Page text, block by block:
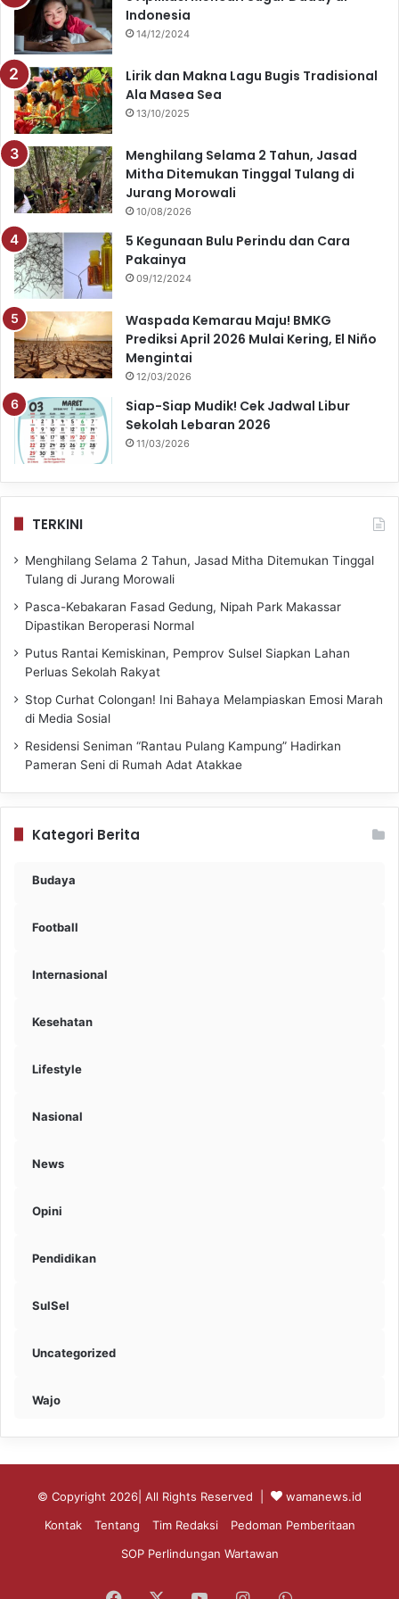
b
o
e
m
Indonesia
14/12/2024
Lirik dan Makna Lagu Bugis Tradisional
Ala Masea Sea
13/10/2025
Menghilang Selama 2 Tahun, Jasad
Mitha Ditemukan Tinggal Tulang di
Jurang Morowali
10/08/2026
5 Kegunaan Bulu Perindu dan Cara
Pakainya
09/12/2024
Waspada Kemarau Maju! BMKG
Prediksi April 2026 Mulai Kering, El Niño
Mengintai
12/03/2026
Siap-Siap Mudik! Cek Jadwal Libur
Sekolah Lebaran 2026
11/03/2026
TERKINI
Menghilang Selama 2 Tahun, Jasad Mitha Ditemukan Tinggal
Tulang di Jurang Morowali
Pasca-Kebakaran Fasad Gedung, Nipah Park Makassar
Dipastikan Beroperasi Normal
Putus Rantai Kemiskinan, Pemprov Sulsel Siapkan Lahan
Perluas Sekolah Rakyat
Stop Curhat Colongan! Ini Bahaya Melampiaskan Emosi Marah
di Media Sosial
Residensi Seniman “Rantau Pulang Kampung” Hadirkan
Pameran Seni di Rumah Adat Atakkae
Kategori Berita
Budaya
Football
Internasional
Kesehatan
Lifestyle
Nasional
News
Opini
Pendidikan
SulSel
Uncategorized
Wajo
© Copyright 2026| All Rights Reserved |
wamanews.id
Kontak
Tentang Tim Redaksi
Pedoman Pemberitaan
SOP Perlindungan Wartawan